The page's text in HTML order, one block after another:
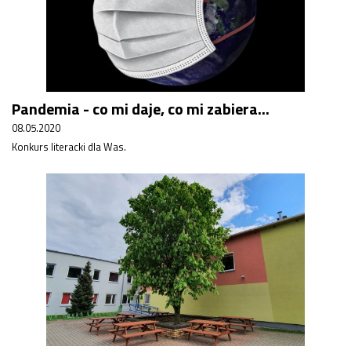
Pandemia - co mi daje, co mi zabiera...
08.05.2020
Konkurs literacki dla Was.